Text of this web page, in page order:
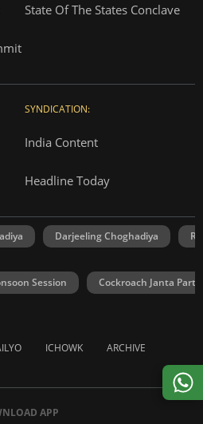
State Of The States Conclave
SYNDICATION:
India Content
Headline Today
Darjeeling Choghadiya
Session Cockroach Janta
ICHOWK ARCHIVE
APP